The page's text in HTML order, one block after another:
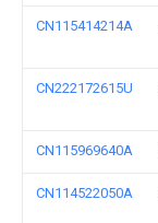
CN115414214A
CN222172615U
CN115969640A
CN114522050A